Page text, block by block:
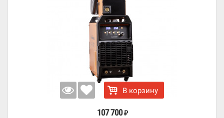
В корзину
107 700 ₽